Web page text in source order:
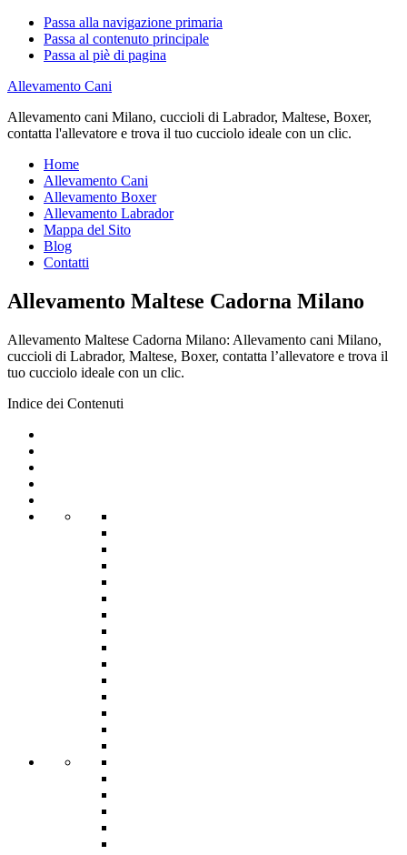
Passa alla navigazione primaria
Passa al contenuto principale
Passa al piè di pagina
Allevamento Cani
Allevamento cani Milano, cuccioli di Labrador, Maltese, Boxer,
contatta l'allevatore e trova il tuo cucciolo ideale con un clic.
Home
Allevamento Cani
Allevamento Boxer
Allevamento Labrador
Mappa del Sito
Blog
Contatti
Allevamento Maltese Cadorna Milano
Allevamento Maltese Cadorna Milano: Allevamento cani Milano,
cuccioli di Labrador, Maltese, Boxer, contatta l’allevatore e trova il
tuo cucciolo ideale con un clic.
Indice dei Contenuti